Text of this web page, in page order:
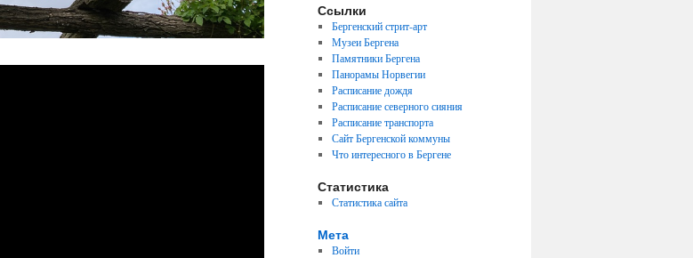
Ссылки
Бергенский стрит-арт
Музеи Бергена
Памятники Бергена
Панорамы Норвегии
Расписание дождя
Расписание северного сияния
Расписание транспорта
Сайт Бергенской коммуны
Что интересного в Бергене
Статистика
Статистика сайта
Мета
Войти